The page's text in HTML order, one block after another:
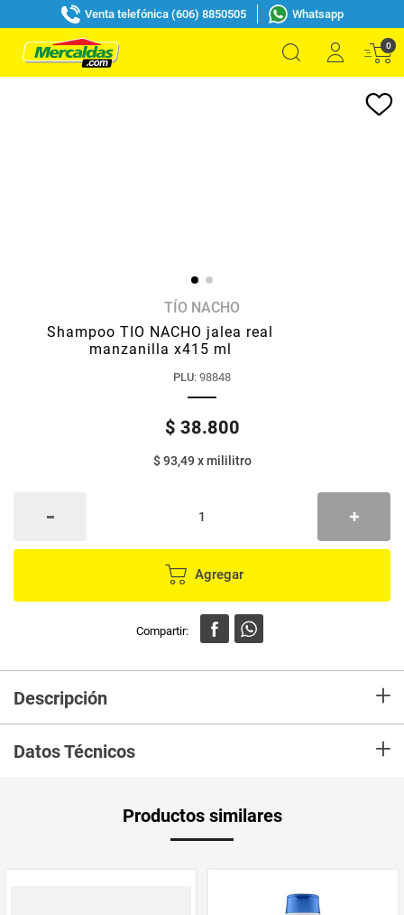
Venta telefónica (606) 8850505 Whatsapp
0
TÍO NACHO
Shampoo TIO NACHO jalea real
manzanilla x415 ml
PLU: 98848
$ 38.800
$ 93,49 xmililitro
Agregar
Descripción +
en la línea tío nacho jalea real manzanilla
Datos Técnicos +
Productos similares